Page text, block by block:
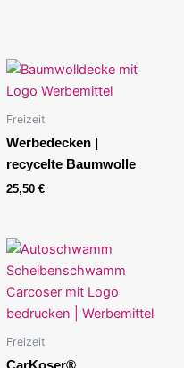
Freizeit
Werbedecken |
recycelte Baumwolle
25,50 €
Freizeit
CarKoser®